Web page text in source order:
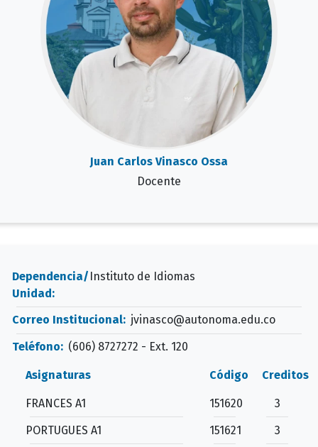
Juan Carlos Vinasco Ossa
Docente
Dependencia/
Unidad:
Instituto de Idiomas
Correo Institucional: jvinasco@autonoma.edu.co
Teléfono: (606) 8727272 - Ext. 120
Asignaturas Código Creditos
FRANCES A1 151620
3
PORTUGUES A1
151621 3